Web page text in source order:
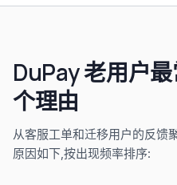
DuPay 老用户
个理由
从客服工单和迁移用户的反馈
原因如下,按出现频率排序: